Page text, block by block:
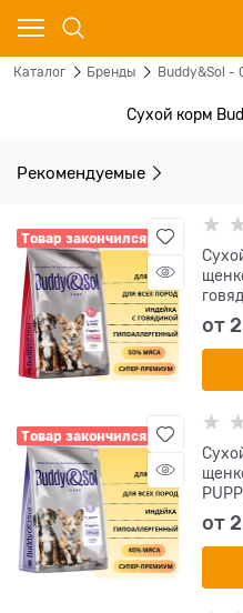
Каталог Бренды Buddy&Sol -
Сухой корм
Рекомендуемые
Товар закончился
от
Товар закончился
от